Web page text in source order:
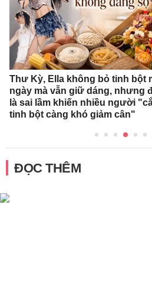
Thư Kỳ, Ella không bỏ tinh bột
ngày mà vẫn giữ dáng, nhưng
là sai lầm khiến nhiều người
tinh bột càng khó giảm cân"
ĐỌC THÊM